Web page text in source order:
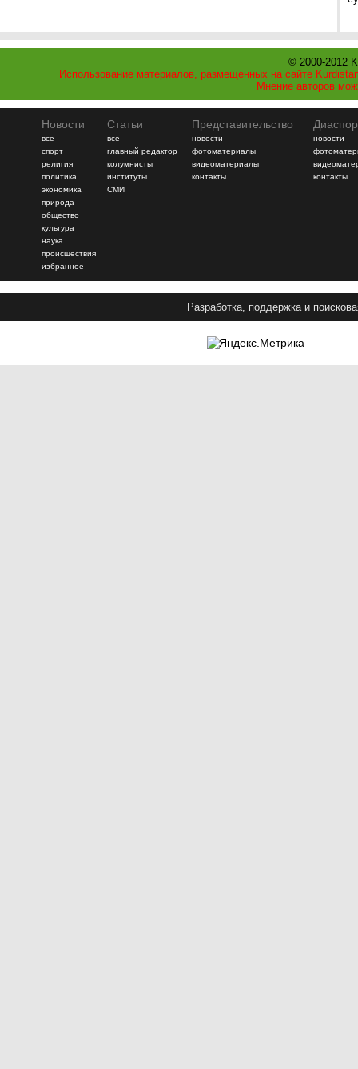
© 2000-2012
Использование материалов, размещенных на сайте
Мнение авторов
Новости
все
спорт
религия
политика
экономика
природа
общество
культура
наука
происшествия
избранное
Статьи
все
главный редактор
колумнисты
институты
СМИ
Представительство
новости
фотоматериалы
видеоматериалы
контакты
новости
контакты
Разработка, поддержка и